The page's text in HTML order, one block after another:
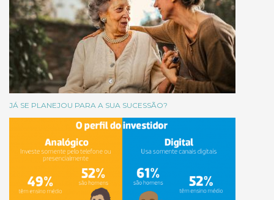
JÁ SE PLANEJOU PARA A SUA SUCESSÃO?